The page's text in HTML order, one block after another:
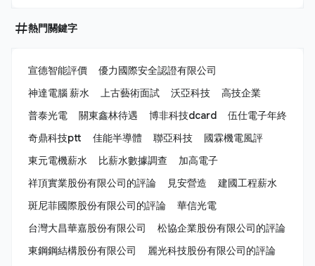
熱門關鍵字
宣德智能評價
優力國際安全認證有限公司
神達電腦 薪水
上古藝術面試 沃亞科技
高技企業
普泰光電
關東鑫林待遇 博非科技dcard
伍仕電子年終
奇鼎科技ptt
佳能半導體 聯亞科技
國霖機電風評
東元電機薪水
比薪水數據調查
加高電子
祥頂實業股份有限公司的評論
見安營造
建國工程薪水
斑尼菲國際股份有限公司的評論
華信光電
台灣大昌華嘉股份有限公司
松協企業股份有限公司的評論
東鋼鋼結構股份有限公司
麗光科技股份有限公司的評論